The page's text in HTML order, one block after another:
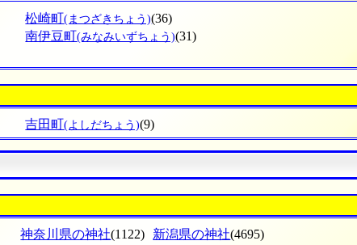
松崎町(まつざきちょう)(36)
南伊豆町(みなみいずちょう)(31)
吉田町(よしだちょう)(9)
神奈川県の神社(1122) 新潟県の神社(4695)